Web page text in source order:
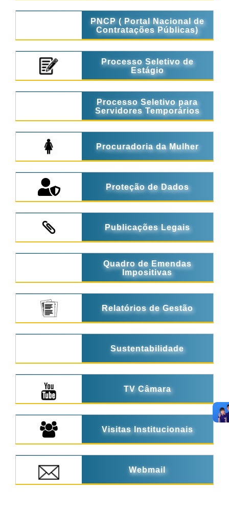
PNCP ( Portal Nacional de
Contratações Públicas)
Processo Seletivo de
Estágio
Processo Seletivo para
Servidores Temporários
Procuradoria da Mulher
Proteção de Dados
Publicações Legais
Quadro de Emendas
Impositivas
Relatórios de Gestão
Sustentabilidade
TV Câmara
Visitas Institucionais
Webmail